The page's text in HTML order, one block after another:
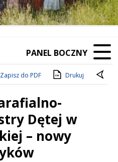
PANEL BOCZNY
Zapisz do PDF Drukuj
Dętej w
– nowy